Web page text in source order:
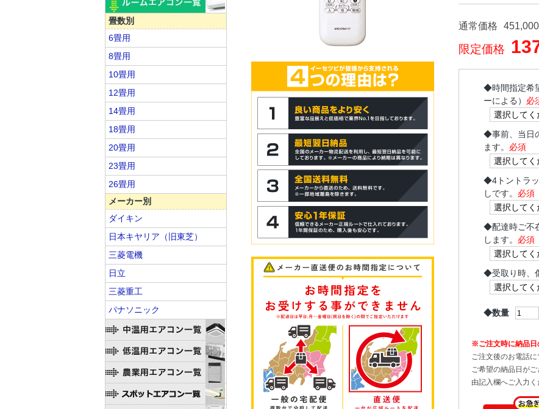
通常価格 451,000
限定価格
◆時間指定希
ーによる） 必
◆事前、当日
ます。 必須
◆4トントラ
しです。 必須
◆配達時ご不
します。 必須
◆受取り時、
◆数量
※ご注文時に納品
ご注文後のお電話に
ご希望の納品日が
由記入欄へご入力く
畳数別
6畳用
8畳用
10畳用
12畳用
14畳用
18畳用
20畳用
23畳用
26畳用
メーカー別
ダイキン
日本キヤリア（旧東芝）
三菱電機
日立
三菱重工
パナソニック